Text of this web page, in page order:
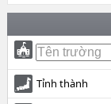
Tỉnh thành